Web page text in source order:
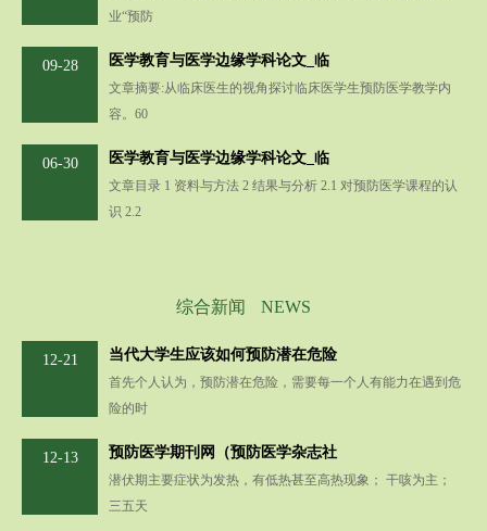
业“预防
09-28 医学教育与医学边缘学科论文_临
文章摘要:从临床医生的视角探讨临床医学生预防医学教学内
容。60
06-30 医学教育与医学边缘学科论文_临
文章目录 1 资料与方法 2 结果与分析 2.1 对预防医学课程的认
识 2.2
综合新闻 NEWS
12-21 当代大学生应该如何预防潜在危险
首先个人认为，预防潜在危险，需要每一个人有能力在遇到危
险的时
12-13 预防医学期刊网（预防医学杂志社
潜伏期主要症状为发热，有低热甚至高热现象； 干咳为主；
三五天